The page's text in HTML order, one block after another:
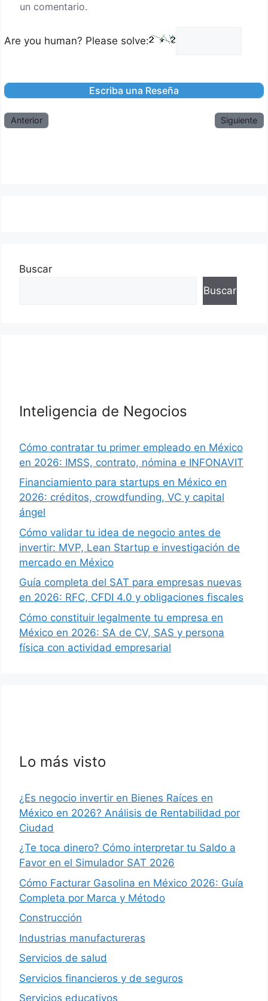
un comentario.
Are you human? Please solve:
Anterior Siguiente
Buscar
Buscar
Inteligencia de Negocios
Cómo contratar tu primer empleado en México
en 2026: IMSS, contrato, nómina e INFONAVIT
Financiamiento para startups en México en
2026: créditos, crowdfunding, VC y capital
ángel
Cómo validar tu idea de negocio antes de
invertir: MVP, Lean Startup e investigación de
mercado en México
Guía completa del SAT para empresas nuevas
en 2026: RFC, CFDI 4.0 y obligaciones fiscales
Cómo constituir legalmente tu empresa en
México en 2026: SA de CV, SAS y persona
física con actividad empresarial
Lo más visto
¿Es negocio invertir en Bienes Raíces en
México en 2026? Análisis de Rentabilidad por
Ciudad
¿Te toca dinero? Cómo interpretar tu Saldo a
Favor en el Simulador SAT 2026
Cómo Facturar Gasolina en México 2026: Guía
Completa por Marca y Método
Construcción
Industrias manufactureras
Servicios de salud
Servicios financieros y de seguros
Servicios educativos